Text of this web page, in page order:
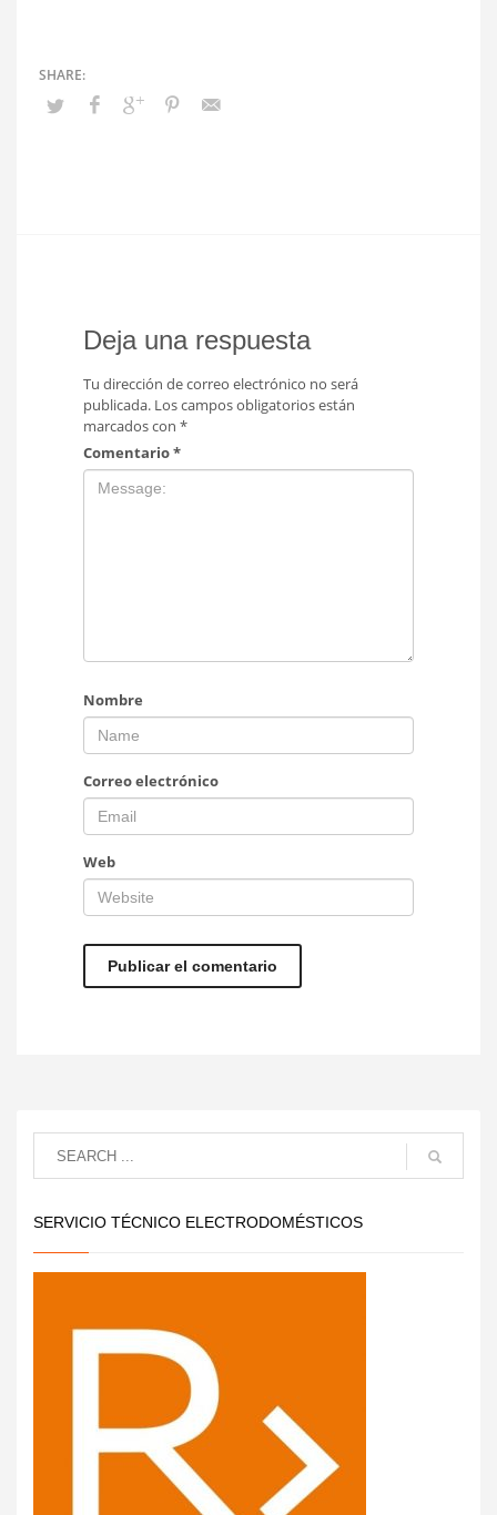
Deja una respuesta
Tu dirección de correo electrónico no será
publicada. Los campos obligatorios están
marcados con *
Comentario*
Nombre
Correo electrónico
Web
SERVICIO TÉCNICO ELECTRODOMÉSTICOS